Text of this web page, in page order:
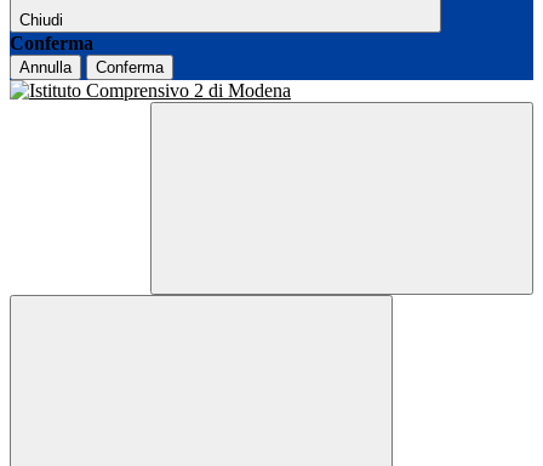
Chiudi
Conferma
Annulla Conferma